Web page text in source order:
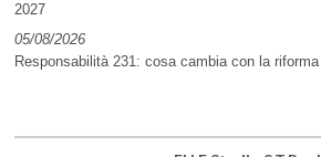
2027
05/08/2026
Responsabilità 231: cosa cambia con la riforma